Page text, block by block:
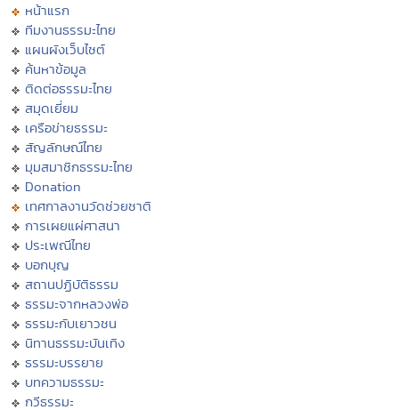
หน้าแรก
ทีมงานธรรมะไทย
แผนผังเว็บไซต์
ค้นหาข้อมูล
ติดต่อธรรมะไทย
สมุดเยี่ยม
เครือข่ายธรรมะ
สัญลักษณ์ไทย
มุมสมาชิกธรรมะไทย
Donation
เทศกาลงานวัดช่วยชาติ
การเผยแผ่ศาสนา
ประเพณีไทย
บอกบุญ
สถานปฏิบัติธรรม
ธรรมะจากหลวงพ่อ
ธรรมะกับเยาวชน
นิทานธรรมะบันเทิง
ธรรมะบรรยาย
บทความธรรมะ
กวีธรรมะ